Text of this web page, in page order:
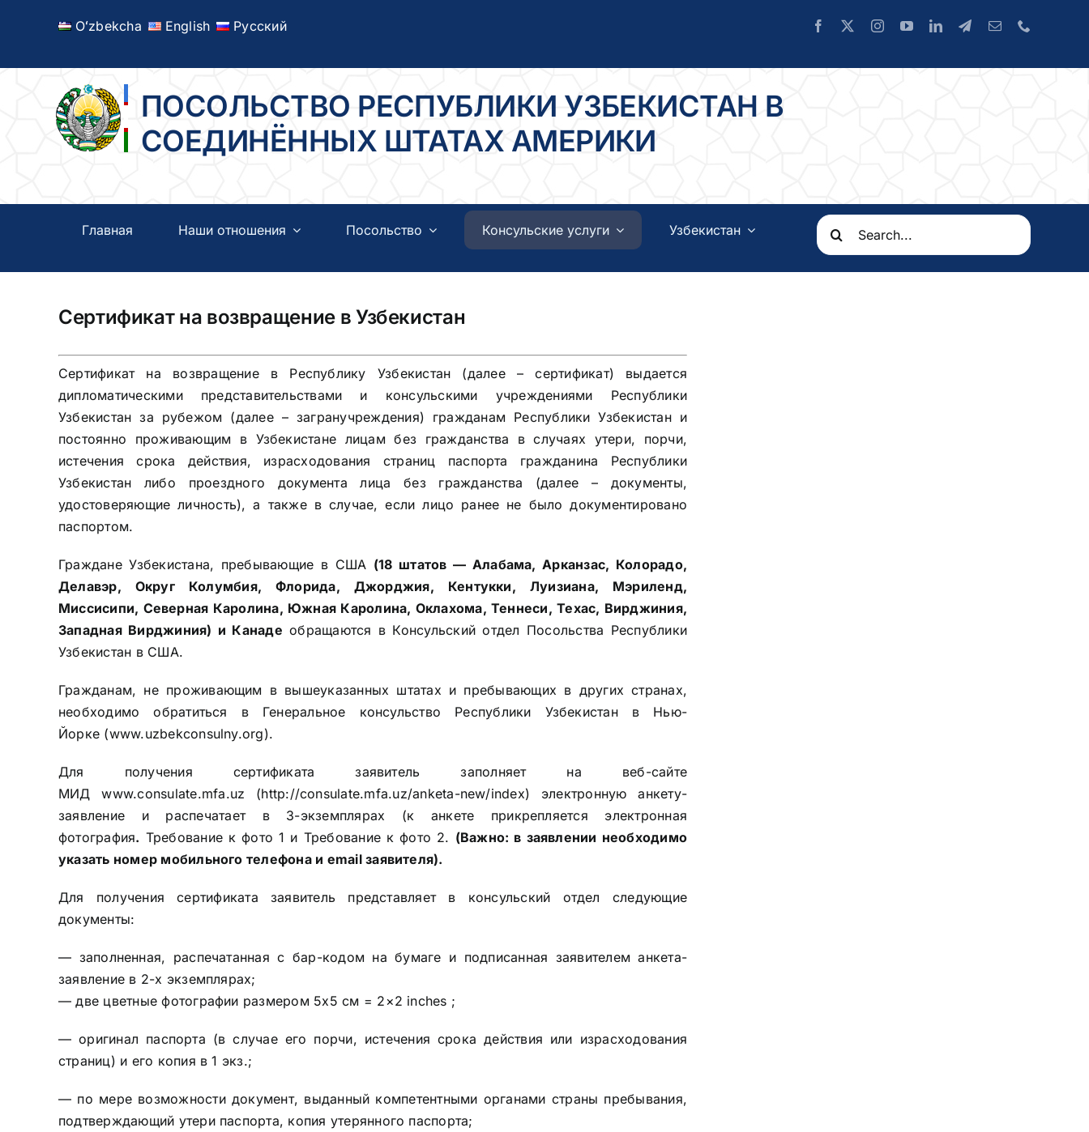
Oʻzbekcha English Русский
ПОСОЛЬСТВО РЕСПУБЛИКИ УЗБЕКИСТАН В
СОЕДИНЁННЫХ ШТАТАХ АМЕРИКИ
Главная Наши отношения Посольство Консульские услуги Узбекистан
Search
for:
Сертификат на возвращение в Узбекистан
Сертификат на возвращение в Республику Узбекистан (далее – сертификат) выдается
дипломатическими представительствами и консульскими учреждениями Республики
Узбекистан за рубежом (далее – загранучреждения) гражданам Республики Узбекистан и
постоянно проживающим в Узбекистане лицам без гражданства в случаях утери, порчи,
истечения срока действия, израсходования страниц паспорта гражданина Республики
Узбекистан либо проездного документа лица без гражданства (далее – документы,
удостоверяющие личность), а также в случае, если лицо ранее не было документировано
паспортом.
Граждане Узбекистана, пребывающие в США (18 штатов — Алабама, Арканзас, Колорадо,
Делавэр, Округ Колумбия, Флорида, Джорджия, Кентукки, Луизиана, Мэриленд,
Миссисипи, Северная Каролина, Южная Каролина, Оклахома, Теннеси, Техас, Вирджиния,
Западная Вирджиния) и Канаде обращаются в Консульский отдел Посольства Республики
Узбекистан в США.
Гражданам, не проживающим в вышеуказанных штатах и пребывающих в других странах,
необходимо обратиться в Генеральное консульство Республики Узбекистан в Нью-
Йорке (www.uzbekconsulny.org).
Для получения сертификата заявитель заполняет на веб-сайте
МИДwww.consulate.mfa.uz (http://consulate.mfa.uz/anketa-new/index) электронную анкету-
заявление и распечатает в 3-экземплярах (к анкете прикрепляется электронная
фотография. Требование к фото 1 и Требование к фото 2. (Важно: в заявлении необходимо
указать номер мобильного телефона и email заявителя).
Для получения сертификата заявитель представляет в консульский отдел следующие
документы:
— заполненная, распечатанная с бар-кодом на бумаге и подписанная заявителем анкета-
заявление в 2-х экземплярах;
— две цветные фотографии размером 5х5 см = 2×2 inches ;
— оригинал паспорта (в случае его порчи, истечения срока действия или израсходования
страниц) и его копия в 1 экз.;
— по мере возможности документ, выданный компетентными органами страны пребывания,
подтверждающий утери паспорта, копия утерянного паспорта;